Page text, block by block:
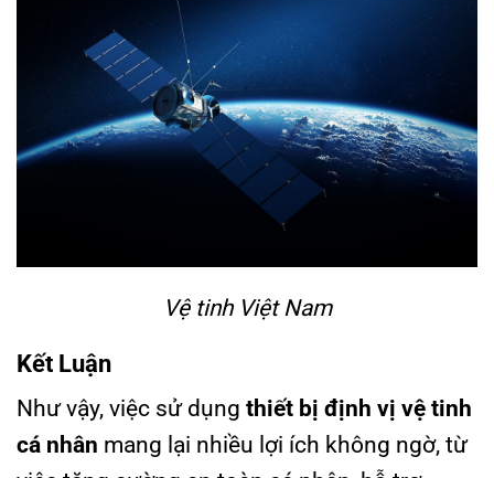
Vệ tinh Việt Nam
Kết Luận
Như vậy, việc sử dụng thiết bị định vị vệ tinh
cá nhân mang lại nhiều lợi ích không ngờ, từ